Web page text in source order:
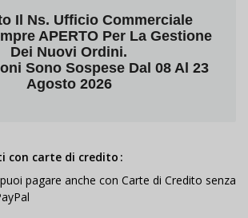
Il Ns. Ufficio Commerciale
APERTO Per La Gestione
Dei Nuovi Ordini.
Sono Sospese Dal 08 Al 23
Agosto 2026
con carte di credito
pagare anche con Carte di Credito senza